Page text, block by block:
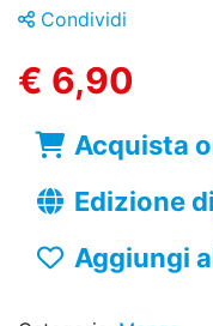
Condividi
€ 6,90
Acquista
Edizione
Aggiungi